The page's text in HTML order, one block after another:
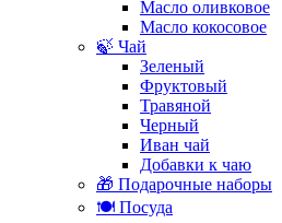
Масло оливковое
Масло кокосовое
🍃 Чай
Зеленый
Фруктовый
Травяной
Черный
Иван чай
Добавки к чаю
🎁 Подарочные наборы
🍽️ Посуда